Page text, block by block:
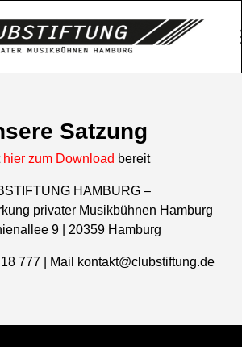
Satzung
hier zum Download bereit
HAMBURG –
privater Musikbühnen Hamburg
9 | 20359 Hamburg
777 | Mail kontakt@clubstiftung.de